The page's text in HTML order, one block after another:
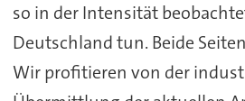
so in der Intensität
Deutschland tun. Beide
Wir profitieren von der